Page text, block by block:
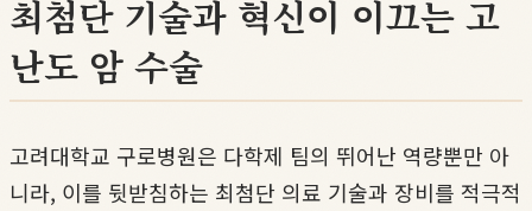
최첨단 기술과 혁신이 이끄는 고
난도 암 수술
고려대학교 구로병원은 다학제 팀의 뛰어난 역량뿐만 아
니라, 이를 뒷받침하는 최첨단 의료 기술과 장비를 적극적